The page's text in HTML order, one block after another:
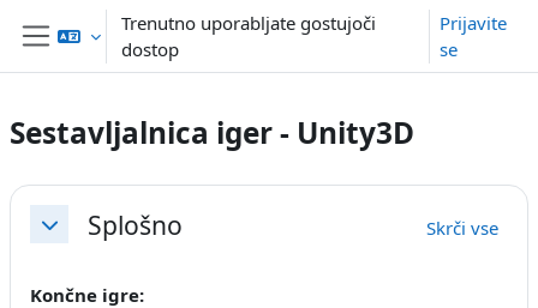
Preskoči na glavno vsebino
Stransko polje
Trenutno uporabljate gostujoči
dostop
Prijavite
se
Sestavljalnica iger - Unity3D
Osnutek odseka
Skrči Splošno Skrči vse
Končne igre: